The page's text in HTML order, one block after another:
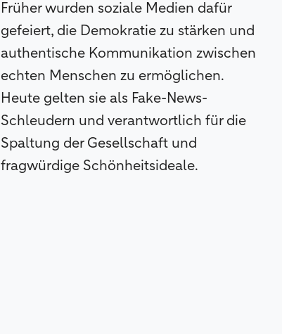
Früher wurden soziale Medien dafür
gefeiert, die Demokratie zu stärken und
authentische Kommunikation zwischen
echten Menschen zu ermöglichen.
Heute gelten sie als Fake-News-
Schleudern und verantwortlich für die
Spaltung der Gesellschaft und
fragwürdige Schönheitsideale.